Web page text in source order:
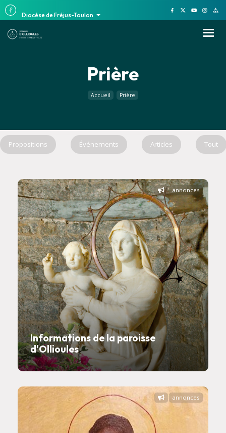
Diocèse de Fréjus-Toulon
Prière
Accueil Prière
Propositions Événements Articles Tout
Informations de la paroisse
d'Ollioules
annonces
annonces